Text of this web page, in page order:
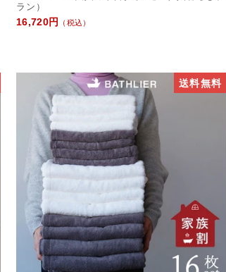
ラン）
16,720円
（税込）
送料無料